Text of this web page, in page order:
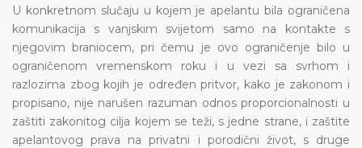
U konkretnom slučaju u kojem je apelantu bila ograničena
komunikacija s vanjskim svijetom samo na kontakte s
njegovim braniocem, pri čemu je ovo ograničenje bilo u
ograničenom vremenskom roku i u vezi sa svrhom i
razlozima zbog kojih je određen pritvor, kako je zakonom i
propisano, nije narušen razuman odnos proporcionalnosti u
zaštiti zakonitog cilja kojem se teži, s jedne strane, i zaštite
apelantovog prava na privatni i porodični život, s druge